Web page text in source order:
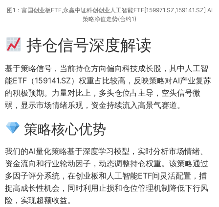
图1：富国创业板ETF,永赢中证科创创业人工智能ETF[159971.SZ,159141.SZ] AI
策略净值走势(合约1)
持仓信号深度解读
基于策略信号，当前持仓方向偏向科技成长股，其中人工智
能ETF（159141.SZ）权重占比较高，反映策略对AI产业复苏
的积极预期。力量对比上，多头仓位占主导，空头信号微
弱，显示市场情绪乐观，资金持续流入高景气赛道。
策略核心优势
我们的AI量化策略基于深度学习模型，实时分析市场情绪、
资金流向和行业轮动因子，动态调整持仓权重。该策略通过
多因子评分系统，在创业板和人工智能ETF间灵活配置，捕
捉高成长性机会，同时利用止损和仓位管理机制降低下行风
险，实现超额收益。